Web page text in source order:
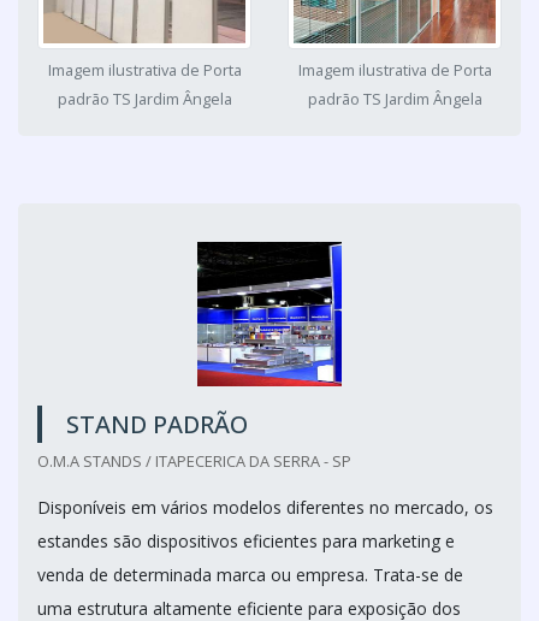
Imagem ilustrativa de Porta
padrão TS Jardim Ângela
Imagem ilustrativa de Porta
padrão TS Jardim Ângela
STAND PADRÃO
O.M.A STANDS / ITAPECERICA DA SERRA - SP
Disponíveis em vários modelos diferentes no mercado, os
estandes são dispositivos eficientes para marketing e
venda de determinada marca ou empresa. Trata-se de
uma estrutura altamente eficiente para exposição dos